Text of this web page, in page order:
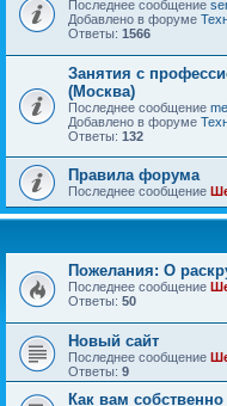
Последнее сообщение
Добавлено в форуме
Ответы: 1566
Занятия с
(Москва)
Последнее сообщение
Добавлено в форуме
Ответы: 132
Правила форума
Последнее сообщение
Пожелания: О
Последнее сообщение
Ответы: 50
Новый сайт
Последнее сообщение
Ответы: 9
Как вам